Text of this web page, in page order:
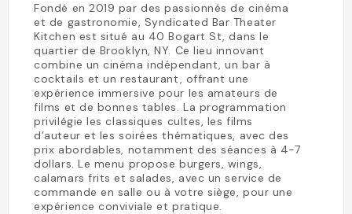
Fondé en 2019 par des passionnés de cinéma
et de gastronomie, Syndicated Bar Theater
Kitchen est situé au 40 Bogart St, dans le
quartier de Brooklyn, NY. Ce lieu innovant
combine un cinéma indépendant, un bar à
cocktails et un restaurant, offrant une
expérience immersive pour les amateurs de
films et de bonnes tables. La programmation
privilégie les classiques cultes, les films
d’auteur et les soirées thématiques, avec des
prix abordables, notamment des séances à 4-7
dollars. Le menu propose burgers, wings,
calamars frits et salades, avec un service de
commande en salle ou à votre siège, pour une
expérience conviviale et pratique.